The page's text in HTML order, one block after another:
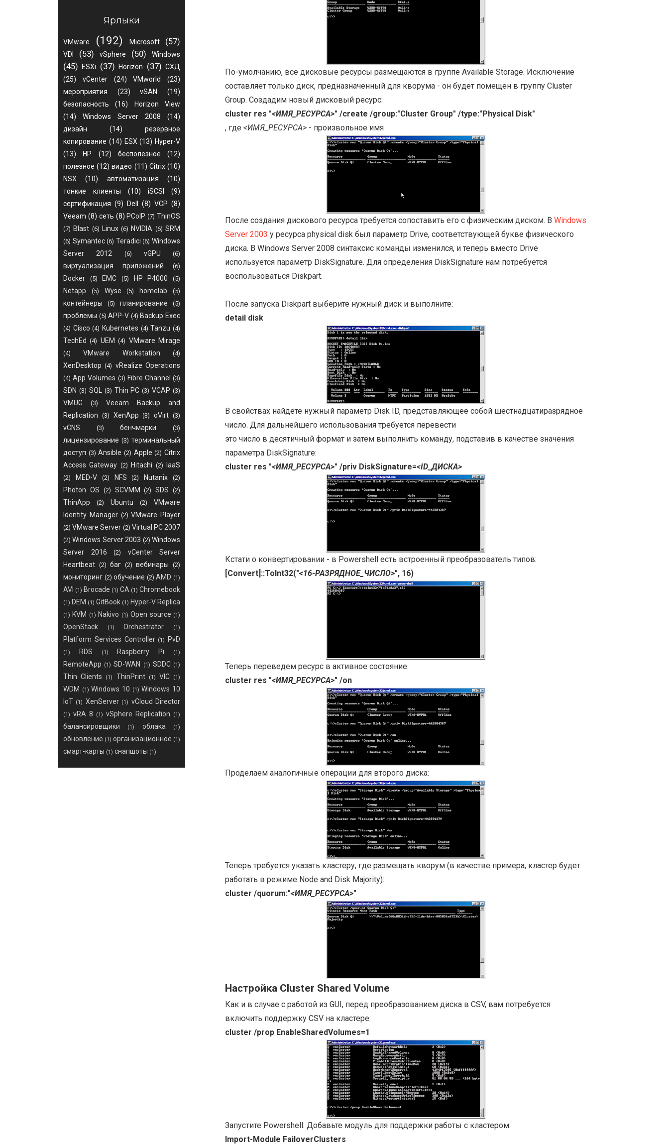
Ярлыки
VMware (192) Microsoft (57)
VDI (53) vSphere (50) Windows
(45) ESXi (37) Horizon (37) СХД
(25)
vCenter (24) VMworld
(23)
мероприятия
(23) vSAN
(19)
безопасность
(16)
Horizon View
(14)
Windows Server 2008
(14)
дизайн
(14)
резервное
копирование (14) ESX (13) Hyper-V
(13)
HP (12) бесполезное
(12)
полезное (12) видео (11) Citrix (10)
NSX
(10) автоматизация
(10)
тонкие клиенты
(10) iSCSI
(9)
сертификация (9) Dell (8) VCP (8)
Veeam (8) сеть (8) PCoIP (7) ThinOS
(7) Blast (6) Linux (6) NVIDIA (6) SRM
(6) Symantec (6) Teradici (6) Windows
Server 2012
(6) vGPU (6)
виртуализация приложений (6)
Docker (5) EMC (5) HP P4000 (5)
Netapp (5) Wyse (5) homelab (5)
контейнеры (5) планирование (5)
проблемы (5) APP-V (4) Backup Exec
(4) Cisco (4) Kubernetes (4) Tanzu (4)
TechEd (4) UEM (4) VMware Mirage
(4) VMware Workstation (4)
XenDesktop (4) vRealize Operations
(4) App Volumes (3) Fibre Channel (3)
SDN (3) SQL (3) Thin PC (3) VCAP (3)
VMUG (3)
Veeam Backup and
Replication (3) XenApp (3) oVirt (3)
vCNS (3) бенчмарки (3)
лицензирование (3) терминальный
доступ (3) Ansible (2) Apple (2) Citrix
Access Gateway (2) Hitachi (2) IaaS
(2) MED-V (2) NFS (2) Nutanix (2)
Photon OS (2) SCVMM (2) SDS (2)
ThinApp (2) Ubuntu (2)
VMware
Identity Manager (2) VMware Player
(2) VMware Server (2) Virtual PC 2007
(2) Windows Server 2003 (2) Windows
Server 2016
(2)
vCenter Server
Heartbeat (2) баг (2) вебинары (2)
мониторинг (2) обучение (2) AMD (1)
AVI (1) Brocade (1) CA (1) Chromebook
(1) DEM (1) GitBook (1) Hyper-V Replica
(1) KVM (1) Nakivo (1) Open source (1)
OpenStack (1) Orchestrator (1)
Platform Services Controller (1) PvD
(1) RDS (1) Raspberry Pi (1)
RemoteApp (1) SD-WAN (1) SDDC (1)
Thin Clients (1) ThinPrint (1) VIC (1)
WDM (1) Windows 10 (1) Windows 10
IoT (1) XenServer (1) vCloud Director
(1) vRA 8 (1) vSphere Replication (1)
балансировщики (1) облака (1)
обновление (1) организационное (1)
смарт-карты (1) снапшоты (1)
По-умолчанию, все дисковые ресурсы размещаются в группе Available Storage. Исключение
составляет только диск, предназначенный для кворума - он будет помещен в группу Cluster
Group. Создадим новый дисковый ресурс:
cluster res "<ИМЯ_РЕСУРСА>" /create /group:"Cluster Group" /type:"Physical Disk"
, где <ИМЯ_РЕСУРСА>- произвольное имя
После создания дискового ресурса требуется сопоставить его с физическим диском. В Windows
Server 2003 у ресурса physical disk был параметр Drive, соответствующей букве физического
диска. В Windows Server 2008 синтаксис команды изменился, и теперь вместо Drive
используется параметр DiskSignature. Для определения DiskSignature нам потребуется
воспользоваться Diskpart.
После запуска Diskpart выберите нужный диск и выполните:
detail disk
В свойствах найдете нужный параметр Disk ID, представляющее собой шестнадцатиразрядное
число. Для дальнейшего использования требуется перевести
это число в десятичный формат и затем выполнить команду, подставив в качестве значения
параметра DiskSignature:
cluster res "<ИМЯ_РЕСУРСА>" /priv DiskSignature=<ID_ДИСКА>
Кстати о конвертировании - в Powershell есть встроенный преобразователь типов:
[Convert]::ToInt32("<16-РАЗРЯДНОЕ_ЧИСЛО>", 16)
Теперь переведем ресурс в активное состояние.
cluster res "<ИМЯ_РЕСУРСА>" /on
Проделаем аналогичные операции для второго диска:
Теперь требуется указать кластеру, где размещать кворум (в качестве примера, кластер будет
работать в режиме Node and Disk Majority):
cluster /quorum:"<ИМЯ_РЕСУРСА>"
Настройка Cluster Shared Volume
Как и в случае с работой из GUI, перед преобразованием диска в CSV, вам потребуется
включить поддержку CSV на кластере:
cluster /prop EnableSharedVolumes=1
Запустите Powershell. Добавьте модуль для поддержки работы с кластером:
Import-Module FailoverClusters